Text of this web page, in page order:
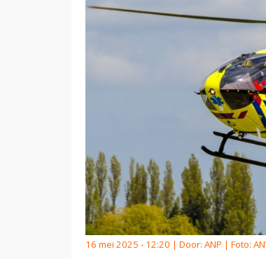
16 mei 2025 - 12:20 | Door: ANP | Foto: